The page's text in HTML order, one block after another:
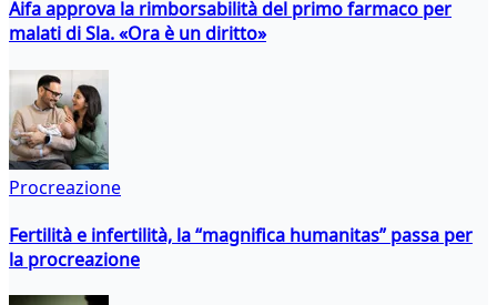
Aifa approva la rimborsabilità del primo farmaco per
malati di Sla. «Ora è un diritto»
Procreazione
Fertilità e infertilità, la “magnifica humanitas” passa per
la procreazione